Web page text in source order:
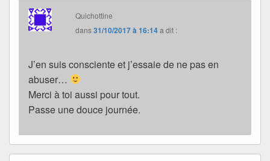
Quichottine
dans31/10/2017 à 16:14a dit :
J’en suis consciente et j’essaie de ne pas en
abuser…
Merci à toi aussi pour tout.
Passe une douce journée.